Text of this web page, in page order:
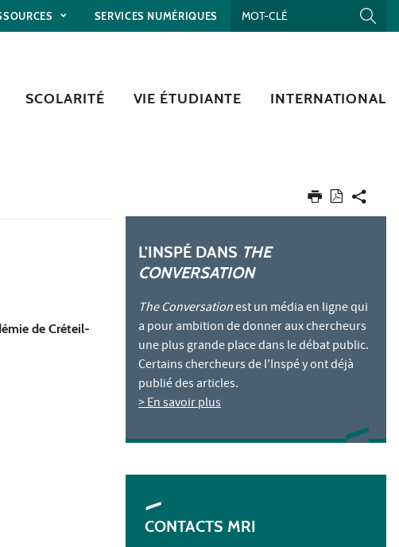
SERVICES NUMÉRIQUES
SCOLARITÉ VIE ÉTUDIANTE INTERNATIONAL
de Créteil-
L'INSPÉ DANS THE
CONVERSATION
The Conversationest un média en ligne qui
a pour ambition de donner aux chercheurs
une plus grande place dans le débat public.
Certains chercheurs de l'Inspé y ont déjà
publié des articles.
> En savoir plus
CONTACTS MRI